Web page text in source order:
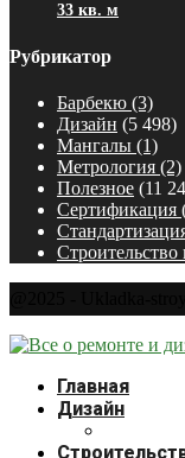
33 кв. м
Рубрикатор
Барбекю (3)
Дизайн (5 498)
Мангалы (1)
Метрология (2)
Полезное (11
Сертификация
Строительство
Главная
Дизайн